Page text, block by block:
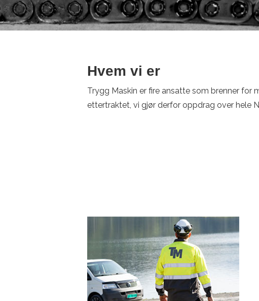
Hvem vi er
Trygg Maskin er fire ansatte som brenner for
ettertraktet, vi gjør derfor oppdrag over hele